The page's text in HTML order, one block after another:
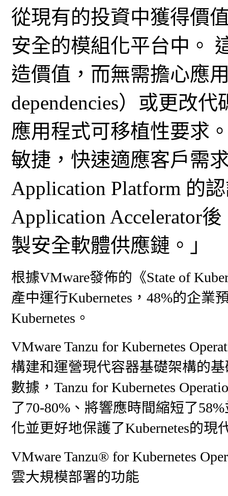
從現有的投資中獲得價
安全的模組化平台中。
造價值，而無需擔心應
dependencies）或更改
應用程式可移植性要求
敏捷，快速適應客戶需
Application Platform 的
Application Accelerator
製安全軟體供應鏈。」
根據VMware發佈的《State of
產中運行Kubernetes，48%的企
Kubernetes。
VMware Tanzu for Kubernetes
構建和運營現代容器基礎架構的基
數據，Tanzu for Kubernetes
了70-80%、將響應時間縮短了
化並更好地保護了Kubernetes的現
VMware Tanzu® for Kubernetes
雲大規模部署的功能